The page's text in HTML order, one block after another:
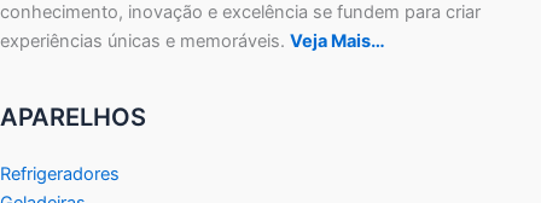
conhecimento, inovação e excelência se fundem para criar
experiências únicas e memoráveis. Veja Mais…
APARELHOS
Refrigeradores